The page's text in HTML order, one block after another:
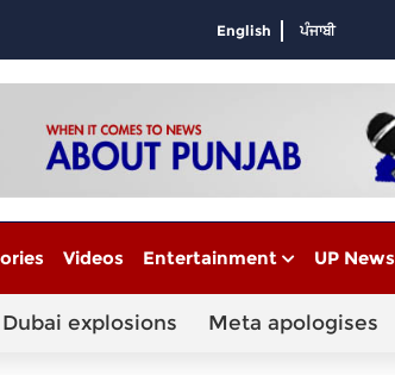
English ਪੰਜਾਬੀ
Videos Entertainment UP News
Dubai explosions Meta apologises